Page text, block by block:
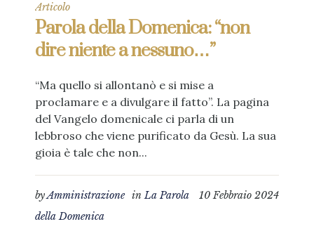
Articolo
Parola della Domenica: “non
dire niente a nessuno…”
“Ma quello si allontanò e si mise a
proclamare e a divulgare il fatto”. La pagina
del Vangelo domenicale ci parla di un
lebbroso che viene purificato da Gesù. La sua
gioia è tale che non...
10 Febbraio 2024
byAmministrazione inLa Parola
della Domenica